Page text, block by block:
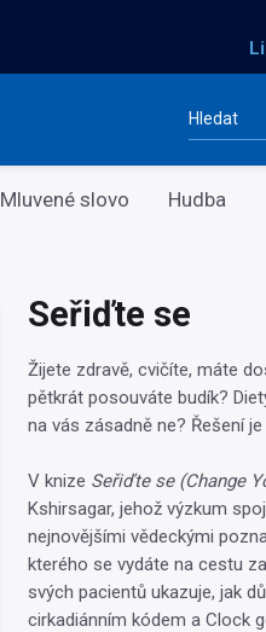
Mluvené slovo Hudba
Seřiďte se
Žijete zdravě, cvičíte, máte
pětkrát posouváte budík?
na vás zásadně ne? Řešení
V knize Seřiďte se (Change
Kshirsagar, jehož výzkum
nejnovějšími vědeckými
kterého se vydáte na cestu
svých pacientů ukazuje, jak
cirkadiánním kódem a Clock